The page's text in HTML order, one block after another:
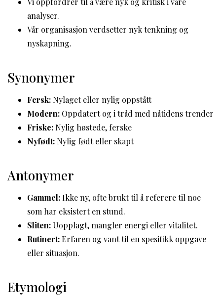
analyser.
Vår organisasjon verdsetter nyk tenkning og
nyskapning.
Synonymer
Fersk: Nylaget eller nylig oppstått
Modern: Oppdatert og i tråd med nåtidens trender
Friske: Nylig høstede, ferske
Nyfødt: Nylig født eller skapt
Antonymer
Gammel:Ikke ny, ofte brukt til å referere til noe
som har eksistert en stund.
Sliten:Uopplagt, mangler energi eller vitalitet.
Rutinert:Erfaren og vant til en spesifikk oppgave
eller situasjon.
Etymologi